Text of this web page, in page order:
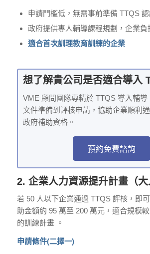
申請門檻低，無需事前準備 TTQS
政府提供專人輔導課程規劃，企業負
適合首次訓理教育訓練的企業
想了解貴公司是否適合導入
VME 顧問團隊專精於 TTQS 導入輔導
文件準備到評核申請，協助企業順利
政府補助資格。
預約免費諮詢
2. 企業人力資源提升計畫（大
若 50 人以下企業通過 TTQS 評核，即
助金額約 95 萬至 200 萬元，適合規模
的訓練計畫 。
申請條件(二擇一)